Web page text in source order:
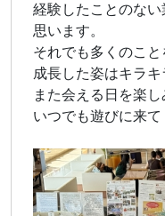
経験したことのな
思います。
それでも多くのこと
成長した姿はキラキ
また会える日を楽し
いつでも遊びに来て